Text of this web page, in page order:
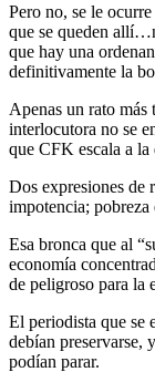
Pero no, se le
que se queden
que hay una
definitivamente la
Apenas un rato más
interlocutora no se
que CFK escala a la
Dos expresiones de
impotencia; pobreza
Esa bronca que al
economía
de peligroso para la
El periodista que se
debían preservarse,
podían parar.